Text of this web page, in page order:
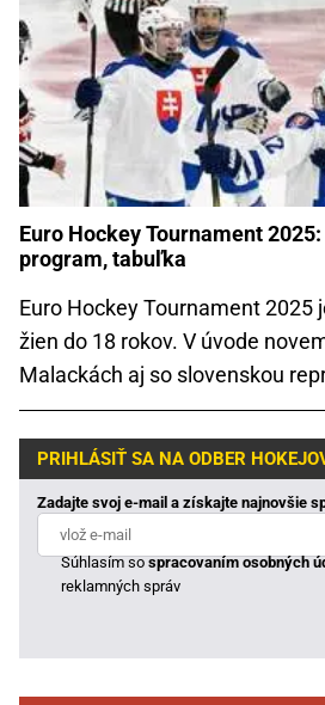
Euro Hockey Tournament
program, tabuľka
Euro Hockey Tournament 2025
žien do 18 rokov. V úvode
Malackách aj so slovenskou
PRIHLÁSIŤ SA NA ODBER
Zadajte svoj e-mail a získajte najnovšie
Súhlasím sospracovaním osobných
reklamných správ